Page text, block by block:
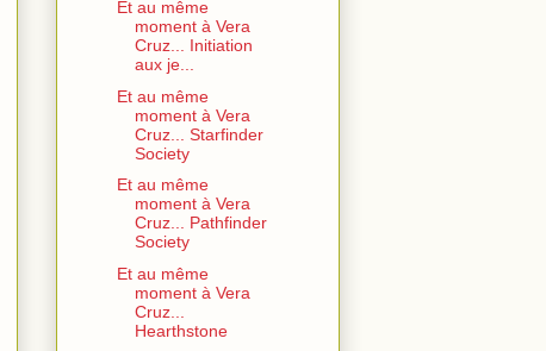
Et au même
moment à Vera
Cruz... Initiation
aux je...
Et au même
moment à Vera
Cruz... Starfinder
Society
Et au même
moment à Vera
Cruz... Pathfinder
Society
Et au même
moment à Vera
Cruz...
Hearthstone